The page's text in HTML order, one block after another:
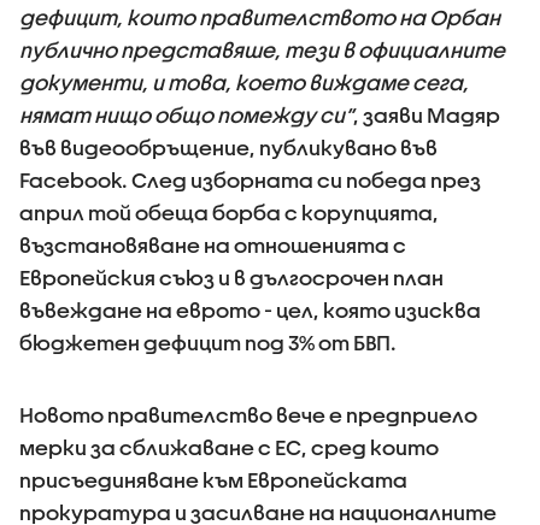
дефицит, които правителството на Орбан
публично представяше, тези в официалните
документи, и това, което виждаме сега,
нямат нищо общо помежду си“, заяви Мадяр
във видеообръщение, публикувано във
Facebook. След изборната си победа през
април той обеща борба с корупцията,
възстановяване на отношенията с
Европейския съюз и в дългосрочен план
въвеждане на еврото - цел, която изисква
бюджетен дефицит под 3% от БВП.
Новото правителство вече е предприело
мерки за сближаване с ЕС, сред които
присъединяване към Европейската
прокуратура и засилване на националните